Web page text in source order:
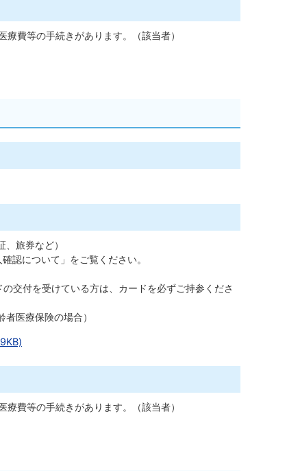
費等の手続きがあります。（該当者）
旅券など）
認について」をご覧ください。
交付を受けている方は、カードを必ずご持参くださ
医療保険の場合）
費等の手続きがあります。（該当者）